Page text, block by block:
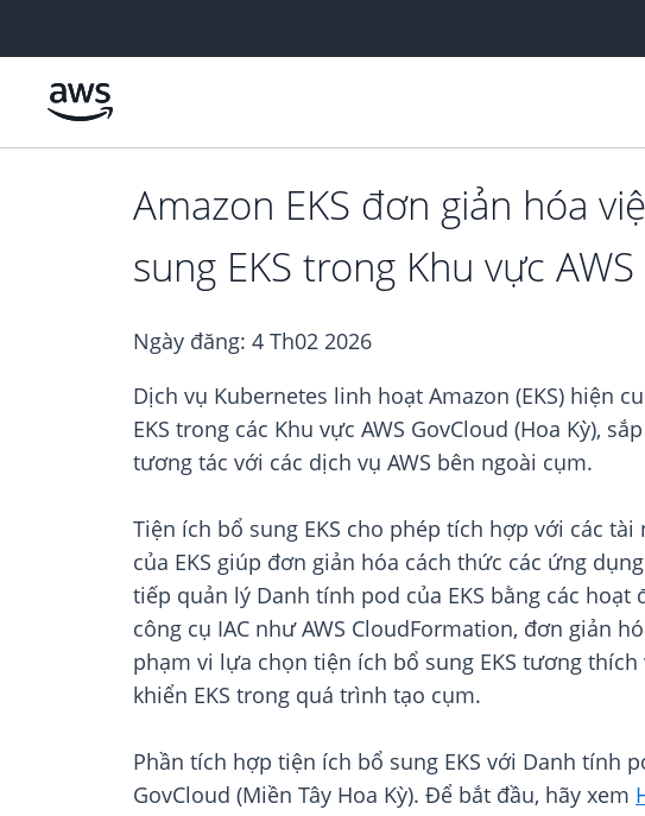
Amazon EKS đơn giản hóa
sung EKS trong Khu vực
Ngày đăng: 4 Th02 2026
Dịch vụ Kubernetes linh hoạt Amazon (EKS) hiện
EKS trong các Khu vực AWS GovCloud (Hoa Kỳ),
tương tác với các dịch vụ AWS bên ngoài cụm.
Tiện ích bổ sung EKS cho phép tích hợp với các
của EKS giúp đơn giản hóa cách thức các ứng
tiếp quản lý Danh tính pod của EKS bằng các hoạt
công cụ IAC như AWS CloudFormation, đơn giản
phạm vi lựa chọn tiện ích bổ sung EKS tương
khiển EKS trong quá trình tạo cụm.
Phần tích hợp tiện ích bổ sung EKS với Danh tính
GovCloud (Miền Tây Hoa Kỳ). Để bắt đầu, hãy xem